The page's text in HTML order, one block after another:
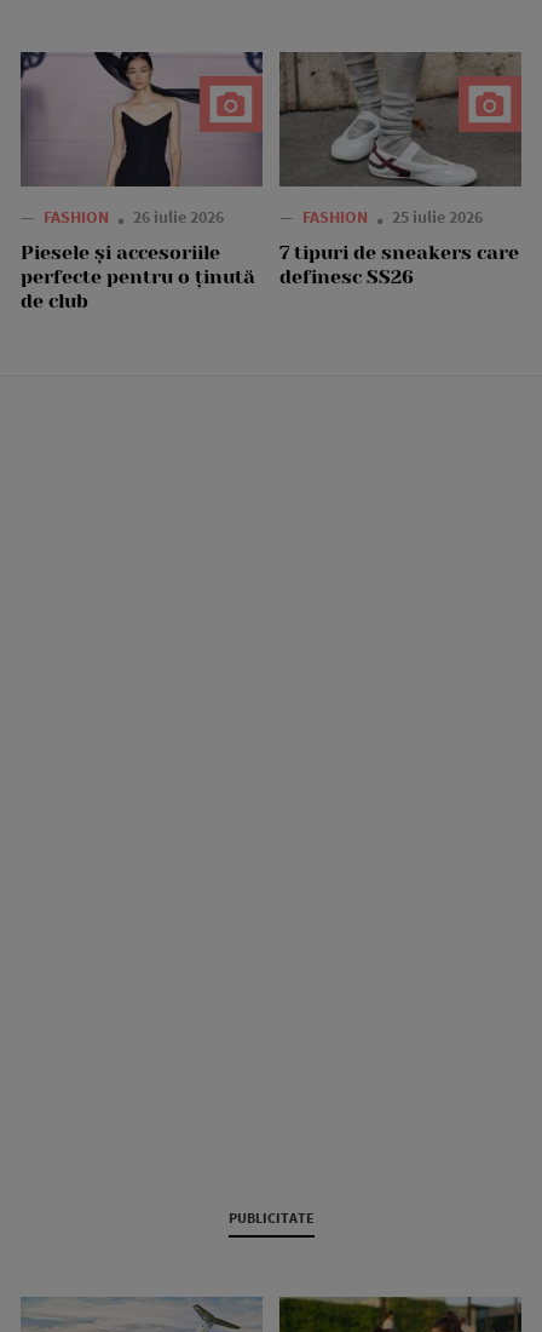
— FASHION 26 iulie 2026
Piesele și accesoriile
perfecte pentru o ținută
de club
— FASHION 25 iulie 2026
7 tipuri de sneakers care
definesc SS26
PUBLICITATE